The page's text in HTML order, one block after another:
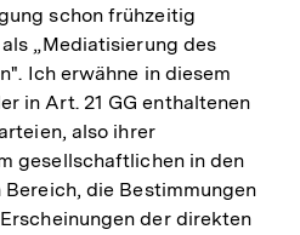
schon frühzeitig
„Mediatisierung des
Ich erwähne in diesem
in Art. 21 GG enthaltenen
also ihrer
gesellschaftlichen in den
die Bestimmungen
der direkten